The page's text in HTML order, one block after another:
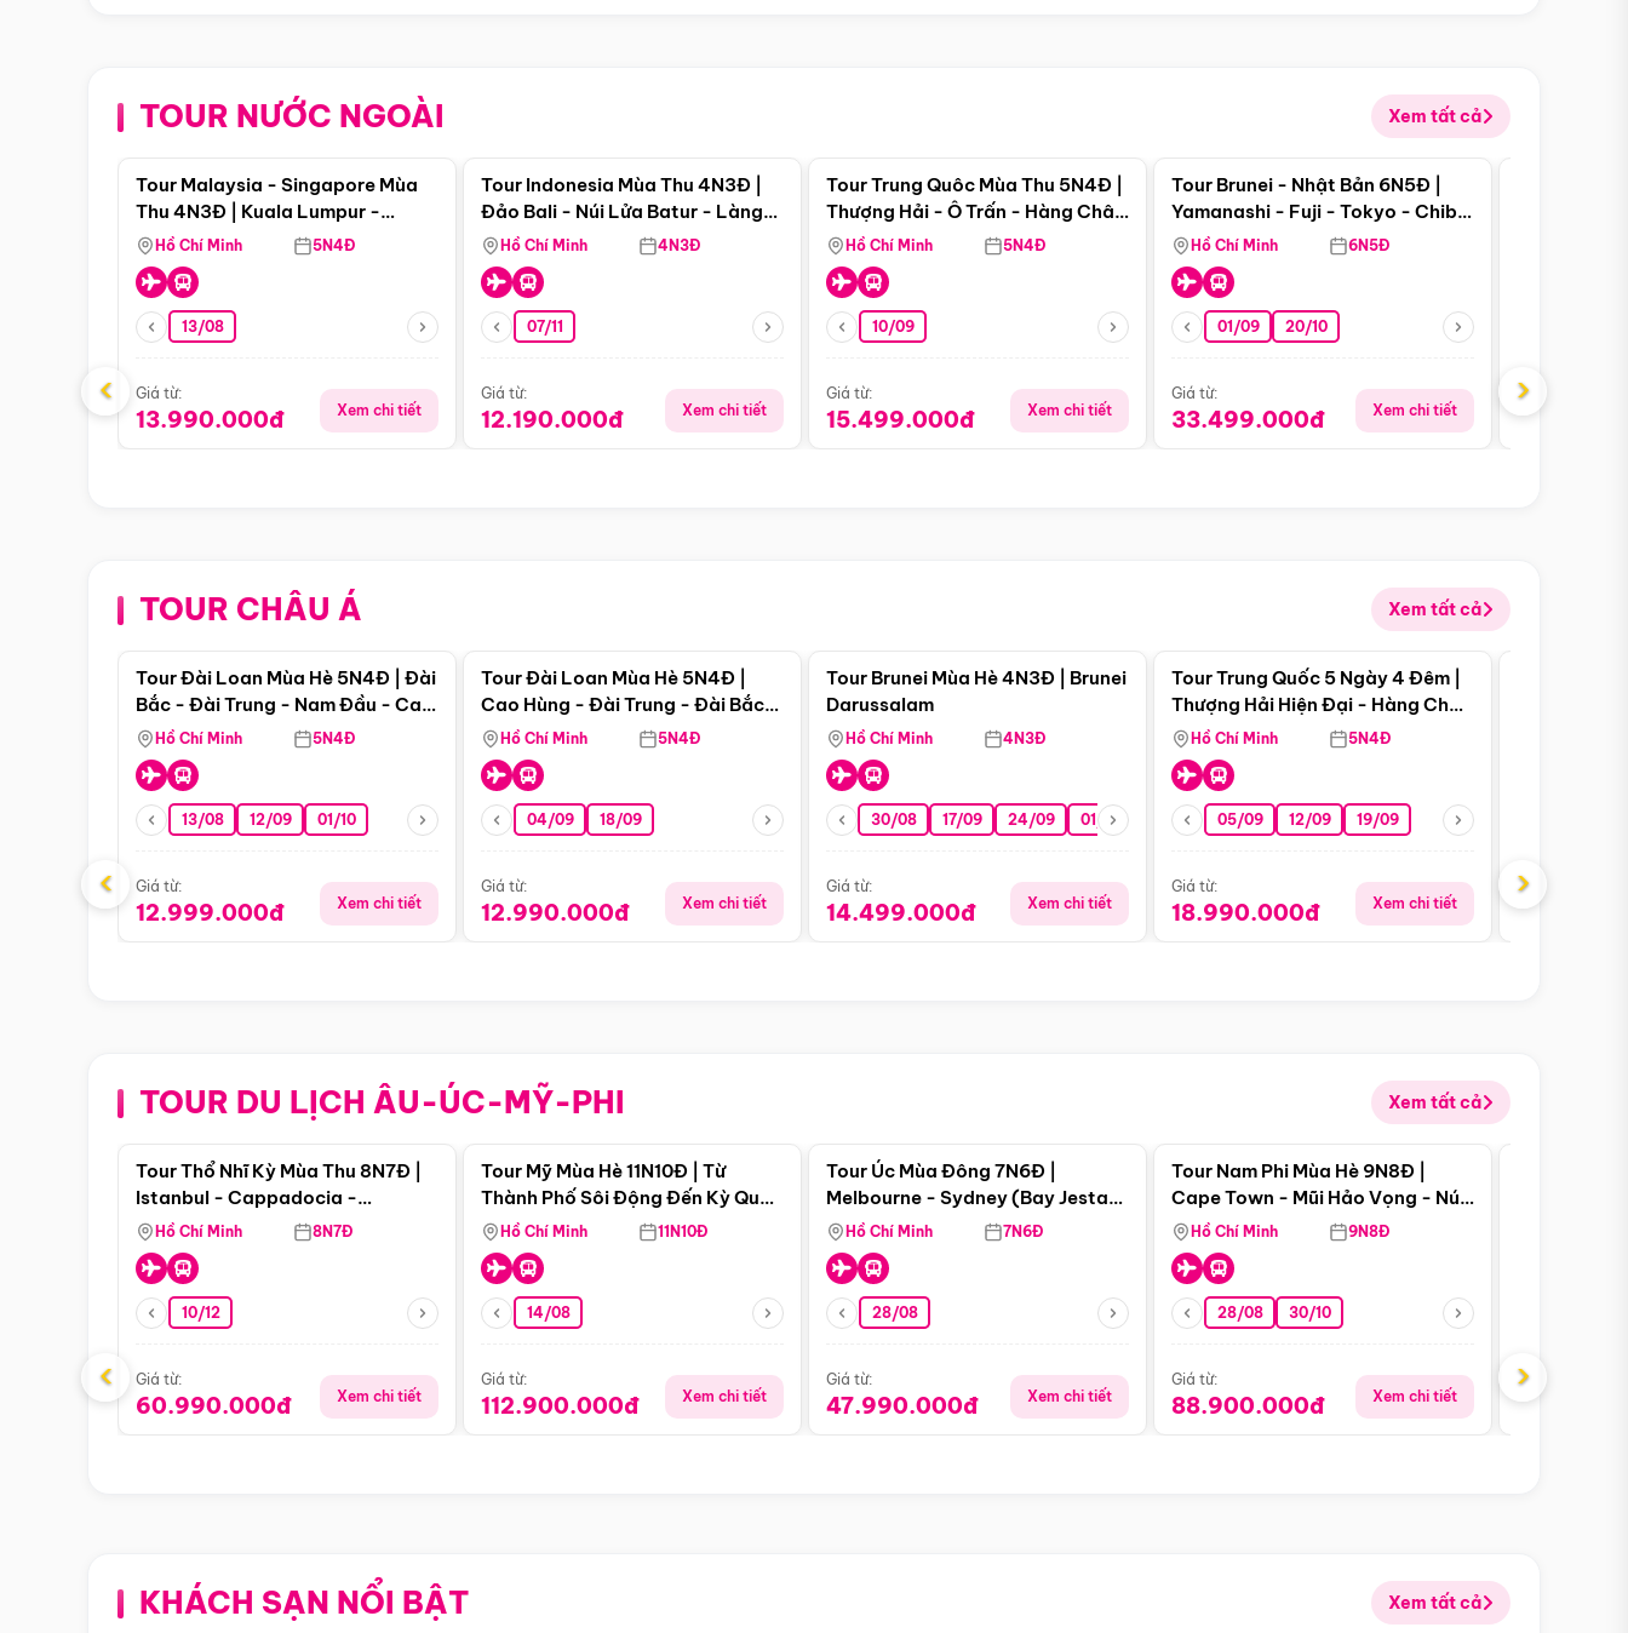
TOUR NƯỚC NGOÀI Xem tất cả
Điểm nổi bật
Tour Malaysia - Singapore Mùa
Thu 4N3Đ | Kuala Lumpur -
Malacca - Johor Baru -
Singapore
Hồ Chí Minh 5N4Đ
13/08
Giá từ:
13.990.000đ Xem chi tiết
Tour Indonesia Mùa Thu 4N3Đ |
Đảo Bali - Núi Lửa Batur - Làng
Penglipuran
Hồ Chí Minh 4N3Đ
07/11
Giá từ:
12.190.000đ Xem chi tiết
Tour Trung Quôc Mùa Thu 5N4Đ |
Thượng Hải - Ô Trấn - Hàng Châu
(Tour Không Shopping)
Hồ Chí Minh 5N4Đ
10/09
Giá từ:
15.499.000đ Xem chi tiết
Điểm nổi bật
Tour Brunei - Nhật Bản 6N5Đ |
Yamanashi - Fuji - Tokyo - Chiba
- Freeday
Hồ Chí Minh 6N5Đ
01/09 20/10
Giá từ:
33.499.000đ Xem chi tiết
Giá từ:
‹ ›
TOUR CHÂU Á Xem tất cả
Điểm nổi bật
Tour Đài Loan Mùa Hè 5N4Đ | Đài
Bắc - Đài Trung - Nam Đầu - Cao
Hùng ( Bay Vn)
Hồ Chí Minh 5N4Đ
13/08 12/09 01/10
Giá từ:
12.999.000đ Xem chi tiết
Tour Đài Loan Mùa Hè 5N4Đ |
Cao Hùng - Đài Trung - Đài Bắc
(Bay Vj)
Hồ Chí Minh 5N4Đ
04/09 18/09
Giá từ:
12.990.000đ Xem chi tiết
Tour Brunei Mùa Hè 4N3Đ | Brunei
Darussalam
Hồ Chí Minh 4N3Đ
30/08 17/09 24/09 01/10 15/10 29/10
Giá từ:
14.499.000đ Xem chi tiết
Điểm nổi bật
Tour Trung Quốc 5 Ngày 4 Đêm |
Thượng Hải Hiện Đại - Hàng Châu
Nên Thơ - Ô Trấn Cổ Kính
Hồ Chí Minh 5N4Đ
05/09 12/09 19/09
Giá từ:
18.990.000đ Xem chi tiết
Giá từ:
‹ ›
TOUR DU LỊCH ÂU-ÚC-MỸ-PHI Xem tất cả
Điểm nổi bật
Tour Thổ Nhĩ Kỳ Mùa Thu 8N7Đ |
Istanbul - Cappadocia -
Pamukkale
Hồ Chí Minh 8N7Đ
10/12
Giá từ:
60.990.000đ Xem chi tiết
Tour Mỹ Mùa Hè 11N10Đ | Từ
Thành Phố Sôi Động Đến Kỳ Quan
Thiên Nhiên Mỹ
Hồ Chí Minh 11N10Đ
14/08
Giá từ:
112.900.000đ Xem chi tiết
Tour Úc Mùa Đông 7N6Đ |
Melbourne - Sydney (Bay Jestar
Airways)
Hồ Chí Minh 7N6Đ
28/08
Giá từ:
47.990.000đ Xem chi tiết
Điểm nổi bật
Tour Nam Phi Mùa Hè 9N8Đ |
Cape Town - Mũi Hảo Vọng - Núi
Bàn - Johannesburg - Pretoria -
Safari - Lodge
Hồ Chí Minh 9N8Đ
28/08 30/10
Giá từ:
88.900.000đ Xem chi tiết
Giá từ:
‹ ›
KHÁCH SẠN NỔI BẬT Xem tất cả